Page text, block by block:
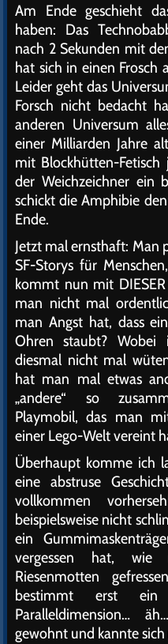
Am Ende geschieht
haben: Das
nach 2 Sekunden mit
hat sich in einen Frosch
Leider geht das
Forsch nicht bedacht
anderen Universum
einer Milliarden Jahre
mit Blockhütten-Fetisch
der Weichzeichner ein
schickt die Amphibie
Ende.
Jetzt mal ernsthaft: Man
SF-Storys für
kommt nun mit
man nicht mal
man Angst hat, dass
Ohren staubt? Wobei
diesmal nicht mal
hat man mal etwas
„andere“ so
Playmobil, das man
einer Lego-Welt vereint
Überhaupt komme ich
eine abstruse
vollkommen
beispielsweise nicht
ein
vergessen hat,
Riesenmotten
bestimmt erst
Paralleldimension…
gewohnt und kannte